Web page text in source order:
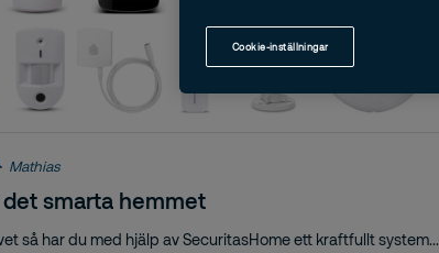
Mathias
smarta hemmet
så har du med hjälp av SecuritasHome ett kraftfullt system...
Cookie-inställningar